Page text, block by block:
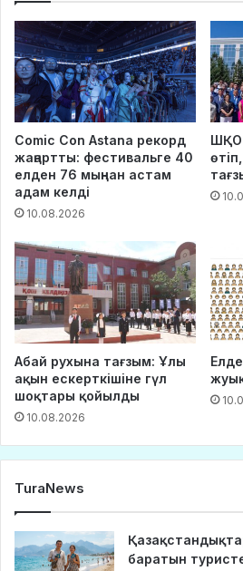
Comic Con Astana рекорд
жаңартты: фестивальге 40
елден 76 мыңнан астам
адам келді
10.08.2026
Абай рухына тағзым: Ұлы
ақын ескерткішіне гүл
шоқтары қойылды
10.08.2026
TuraNews
баратын